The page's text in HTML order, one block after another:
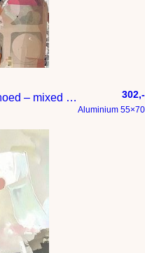
kleurig portret – vrouw met zomerhoed – mixed media 302,-
Aluminium 55×70